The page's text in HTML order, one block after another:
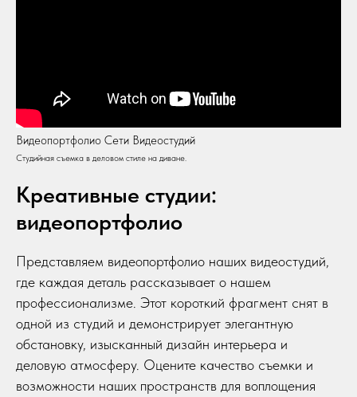
Видеопортфолио Сети Видеостудий
Студийная съемка в деловом стиле на диване.
Креативные студии:
видеопортфолио
Представляем видеопортфолио наших видеостудий,
где каждая деталь рассказывает о нашем
профессионализме. Этот короткий фрагмент снят в
одной из студий и демонстрирует элегантную
обстановку, изысканный дизайн интерьера и
деловую атмосферу. Оцените качество съемки и
возможности наших пространств для воплощения